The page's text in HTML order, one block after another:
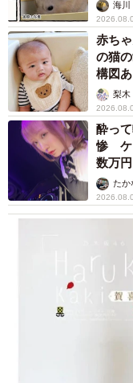
海川
赤ち
の猫
構図
梨木
酔っ
惨 ケ
数万
たか